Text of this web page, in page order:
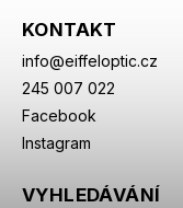
KONTAKT
info@eiffeloptic.cz
245 007 022
Facebook
Instagram
VYHLEDÁVÁNÍ